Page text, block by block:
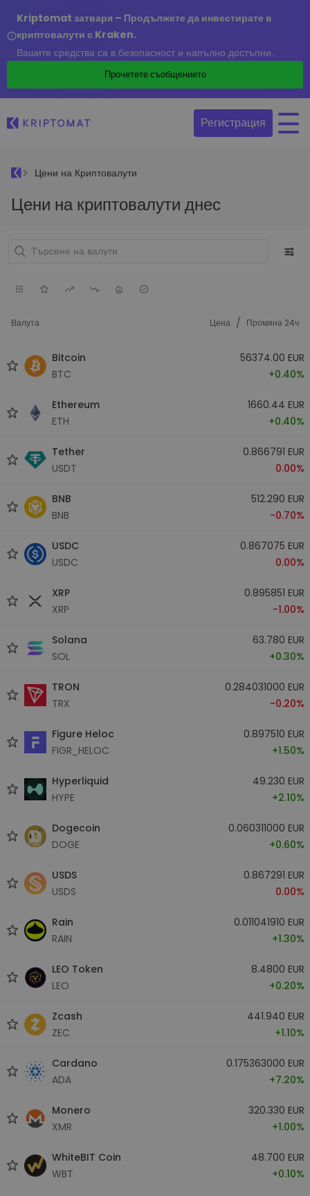
Kriptomat затваря – Продължете да инвестирате в
криптовалути с Kraken.
Вашите средства са в безопасност и напълно достъпни.
Прочетете съобщението
Регистрация
Цени на Криптовалути
Цени на криптовалути днес
Валута Цена / Промяна 24ч
Bitcoin
BTC
56374.00 EUR
+0.40%
Ethereum
ETH
1660.44 EUR
+0.40%
Tether
USDT
0.866791 EUR
0.00%
BNB
BNB
512.290 EUR
-0.70%
USDC
USDC
0.867075 EUR
0.00%
XRP
XRP
0.895851 EUR
-1.00%
Solana
SOL
63.780 EUR
+0.30%
TRON
TRX
0.284031000 EUR
-0.20%
Figure Heloc
FIGR_HELOC
0.897510 EUR
+1.50%
Hyperliquid
HYPE
49.230 EUR
+2.10%
Dogecoin
DOGE
0.060311000 EUR
+0.60%
USDS
USDS
0.867291 EUR
0.00%
Rain
RAIN
0.011041910 EUR
+1.30%
LEO Token
LEO
8.4800 EUR
+0.20%
Zcash
ZEC
441.940 EUR
+1.10%
Cardano
ADA
0.175363000 EUR
+7.20%
Monero
XMR
320.330 EUR
+1.00%
WhiteBIT Coin
WBT
48.700 EUR
+0.10%